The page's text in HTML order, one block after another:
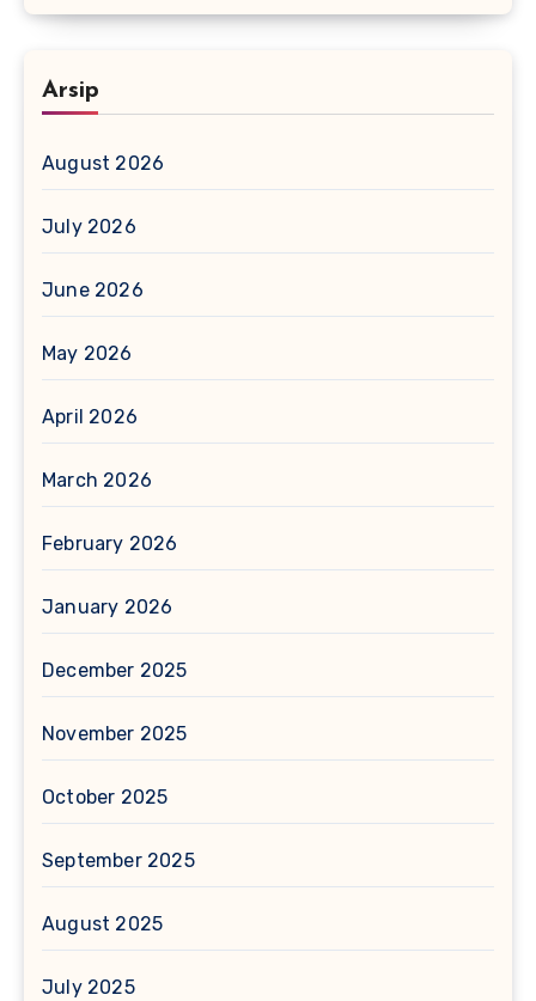
Arsip
August 2026
July 2026
June 2026
May 2026
April 2026
March 2026
February 2026
January 2026
December 2025
November 2025
October 2025
September 2025
August 2025
July 2025